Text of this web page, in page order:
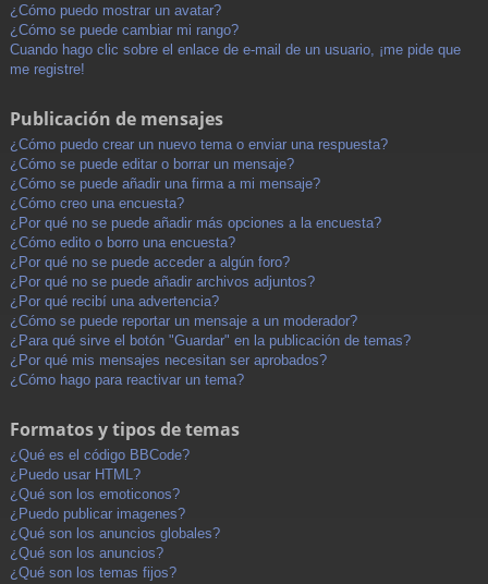
¿Cómo puedo mostrar un avatar?
¿Cómo se puede cambiar mi rango?
Cuando hago clic sobre el enlace de e-mail de un usuario, ¡me pide que
me registre!
Publicación de mensajes
¿Cómo puedo crear un nuevo tema o enviar una respuesta?
¿Cómo se puede editar o borrar un mensaje?
¿Cómo se puede añadir una firma a mi mensaje?
¿Cómo creo una encuesta?
¿Por qué no se puede añadir más opciones a la encuesta?
¿Cómo edito o borro una encuesta?
¿Por qué no se puede acceder a algún foro?
¿Por qué no se puede añadir archivos adjuntos?
¿Por qué recibí una advertencia?
¿Cómo se puede reportar un mensaje a un moderador?
¿Para qué sirve el botón "Guardar" en la publicación de temas?
¿Por qué mis mensajes necesitan ser aprobados?
¿Cómo hago para reactivar un tema?
Formatos y tipos de temas
¿Qué es el código BBCode?
¿Puedo usar HTML?
¿Qué son los emoticonos?
¿Puedo publicar imagenes?
¿Qué son los anuncios globales?
¿Qué son los anuncios?
¿Qué son los temas fijos?